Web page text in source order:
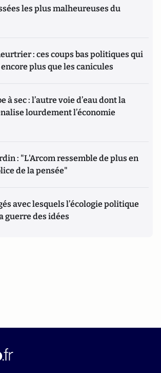
les plus malheureuses du
: ces coups bas politiques qui
plus que les canicules
à sec : l’autre voie d’eau dont la
lourdement l’économie
: "L'Arcom ressemble de plus en
de la pensée"
avec lesquels l’écologie politique
guerre des idées